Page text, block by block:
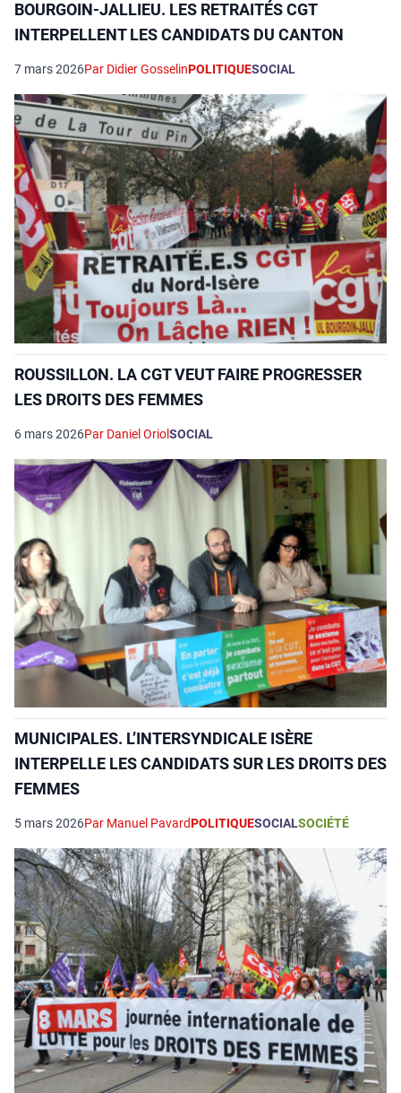
BOURGOIN-JALLIEU. LES RETRAITÉS CGT
INTERPELLENT LES CANDIDATS DU CANTON
7 mars 2026Par Didier GosselinPOLITIQUESOCIAL
ROUSSILLON. LA CGT VEUT FAIRE PROGRESSER
LES DROITS DES FEMMES
6 mars 2026Par Daniel OriolSOCIAL
MUNICIPALES. L’INTERSYNDICALE ISÈRE
INTERPELLE LES CANDIDATS SUR LES DROITS DES
FEMMES
5 mars 2026Par Manuel PavardPOLITIQUESOCIALSOCIÉTÉ